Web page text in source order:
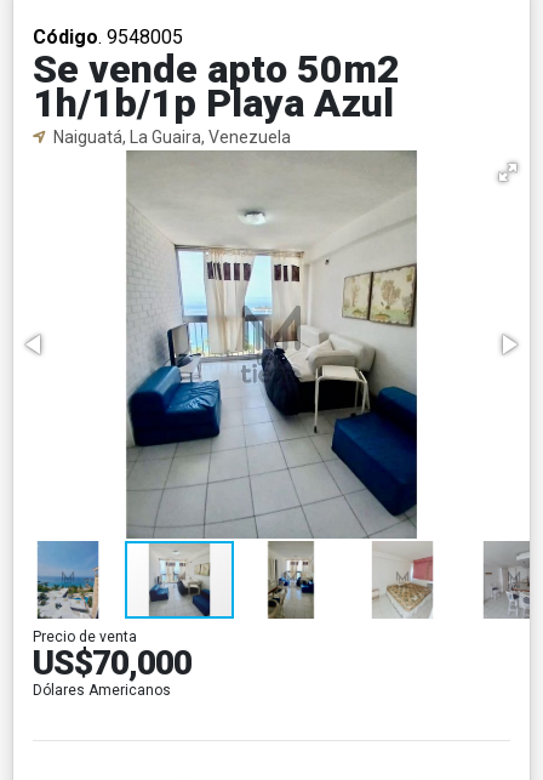
Código. 9548005
Se vende apto 50m2
1h/1b/1p Playa Azul
Naiguatá, La Guaira, Venezuela
Precio de venta
US$70,000
Dólares Americanos